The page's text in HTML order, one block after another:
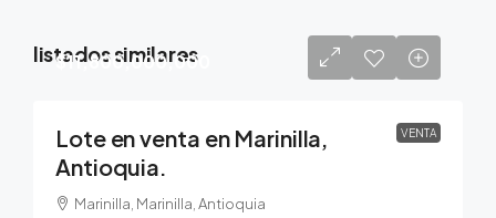
listados similares
VENTA
$11,800,000,000
Lote en venta en Marinilla,
Antioquia.
Marinilla, Marinilla, Antioquia